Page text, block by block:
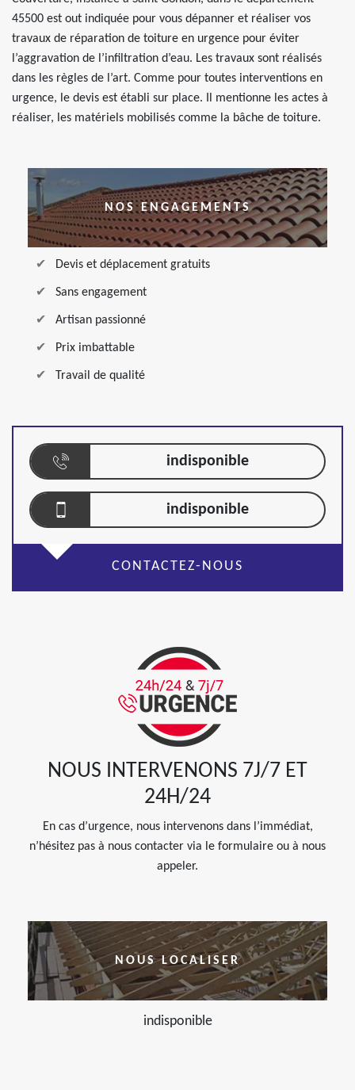
45500 est out indiquée pour vous dépanner et réaliser vos
travaux de réparation de toiture en urgence pour éviter
l’aggravation de l’infiltration d’eau. Les travaux sont réalisés
dans les règles de l’art. Comme pour toutes interventions en
urgence, le devis est établi sur place. Il mentionne les actes à
réaliser, les matériels mobilisés comme la bâche de toiture.
NOS ENGAGEMENTS
Devis et déplacement gratuits
Sans engagement
Artisan passionné
Prix imbattable
Travail de qualité
indisponible
indisponible
CONTACTEZ-NOUS
NOUS INTERVENONS 7J/7 ET
24H/24
En cas d’urgence, nous intervenons dans l’immédiat,
n’hésitez pas à nous contacter via le formulaire ou à nous
appeler.
NOUS LOCALISER
indisponible